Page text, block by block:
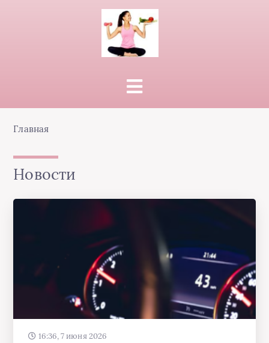
Главная
Новости
16:36, 7 июня 2026